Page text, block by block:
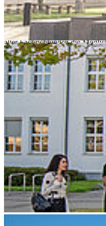
Am 7. Mai 2025 findet die
Unternehmens-, Praktikanten-
dem Hochschulgelände statt.
aller Fachrichtungen die
Studierenden und anderen
Dabei bieten wir die
Studienangebote
und Werkstudententätigkeiten
eine IT- und Startup-Lounge
Ihr wollt euch diese
am 7. Mai von 13 bis 17 Uhr in
Nähere Informationen finden Sie
Zurück
Termin speichernAlle